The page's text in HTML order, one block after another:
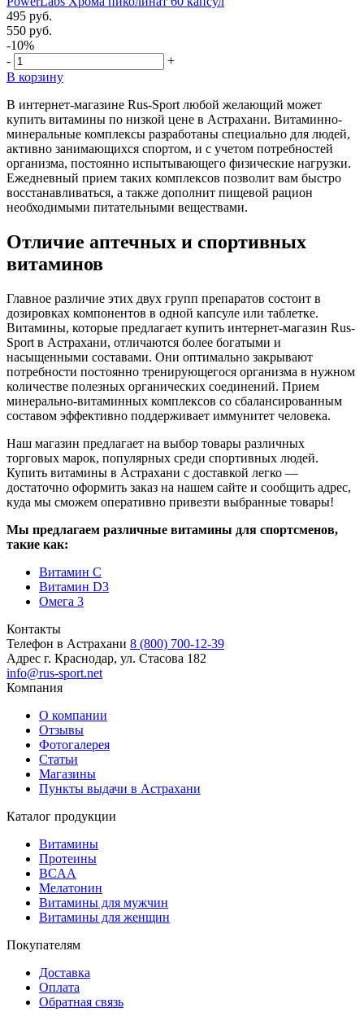
495 руб.
550 руб.
-10%
-
+
В корзину
В интернет-магазине Rus-Sport любой желающий может
купить витамины по низкой цене в Астрахани. Витаминно-
минеральные комплексы разработаны специально для людей,
активно занимающихся спортом, и с учетом потребностей
организма, постоянно испытывающего физические нагрузки.
Ежедневный прием таких комплексов позволит вам быстро
восстанавливаться, а также дополнит пищевой рацион
необходимыми питательными веществами.
Отличие аптечных и спортивных
витаминов
Главное различие этих двух групп препаратов состоит в
дозировках компонентов в одной капсуле или таблетке.
Витамины, которые предлагает купить интернет-магазин Rus-
Sport в Астрахани, отличаются более богатыми и
насыщенными составами. Они оптимально закрывают
потребности постоянно тренирующегося организма в нужном
количестве полезных органических соединений. Прием
минерально-витаминных комплексов со сбалансированным
составом эффективно поддерживает иммунитет человека.
Наш магазин предлагает на выбор товары различных
торговых марок, популярных среди спортивных людей.
Купить витамины в Астрахани с доставкой легко —
достаточно оформить заказ на нашем сайте и сообщить адрес,
куда мы сможем оперативно привезти выбранные товары!
Мы предлагаем различные витамины для спортсменов,
такие как:
Витамин C
Витамин D3
Омега 3
Контакты
Телефон в Астрахани 8 (800) 700-12-39
Адрес г. Краснодар, ул. Стасова 182
info@rus-sport.net
Компания
О компании
Отзывы
Фотогалерея
Статьи
Магазины
Пункты выдачи в Астрахани
Каталог продукции
Витамины
Протеины
BCAA
Мелатонин
Витамины для мужчин
Витамины для женщин
Покупателям
Доставка
Оплата
Обратная связь